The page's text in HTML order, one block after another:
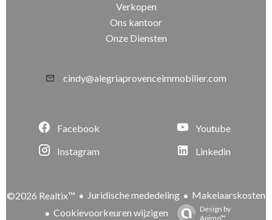
Verkopen
Ons kantoor
Onze Diensten
cindy@alegriaprovenceimmobilier.com
Facebook
Instagram
Youtube
Linkedin
©2026 Realtix™ Juridische mededeling
Makelaarskosten
Cookievoorkeuren wijzigen
Design by
Apimo™